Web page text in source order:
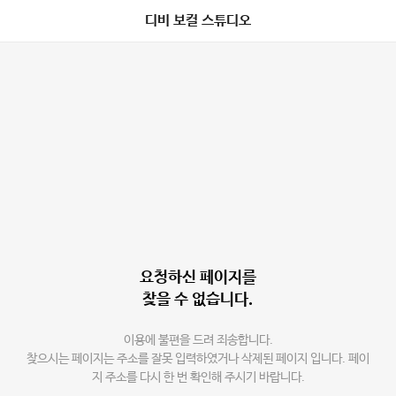
디비 보컬 스튜디오
요청하신 페이지를
찾을 수 없습니다.
이용에 불편을 드려 죄송합니다.
찾으시는 페이지는 주소를 잘못 입력하였거나 삭제된 페이지 입니다. 페이
지 주소를 다시 한 번 확인해 주시기 바랍니다.